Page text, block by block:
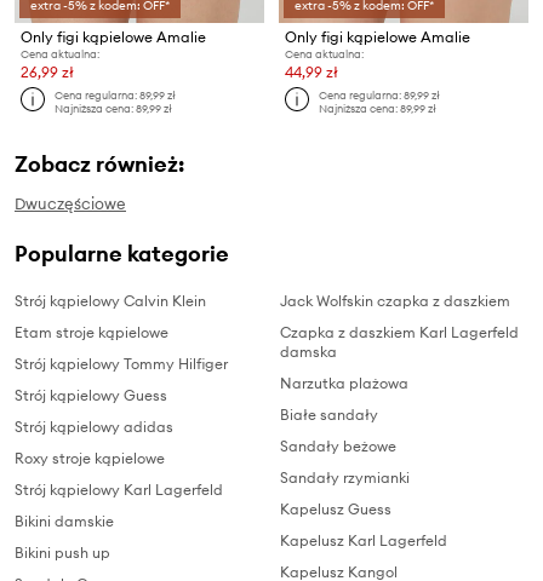
extra -5% z kodem: OFF*
Only figi kąpielowe Amalie
Cena aktualna:
26,99 zł
Cena regularna:89,99 zł
Najniższa cena:89,99 zł
extra -5% z kodem: OFF*
Only figi kąpielowe Amalie
Cena aktualna:
44,99 zł
Cena regularna:89,99 zł
Najniższa cena:89,99 zł
Zobacz również:
Dwuczęściowe
Popularne kategorie
Strój kąpielowy Calvin Klein
Etam stroje kąpielowe
Strój kąpielowy Tommy Hilfiger
Strój kąpielowy Guess
Strój kąpielowy adidas
Roxy stroje kąpielowe
Strój kąpielowy Karl Lagerfeld
Bikini damskie
Bikini push up
Jack Wolfskin czapka z daszkiem
Czapka z daszkiem Karl Lagerfeld
damska
Narzutka plażowa
Białe sandały
Sandały beżowe
Sandały rzymianki
Kapelusz Guess
Kapelusz Karl Lagerfeld
Kapelusz Kangol